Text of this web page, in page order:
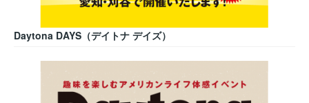
Daytona DAYS（デイトナ デイズ）